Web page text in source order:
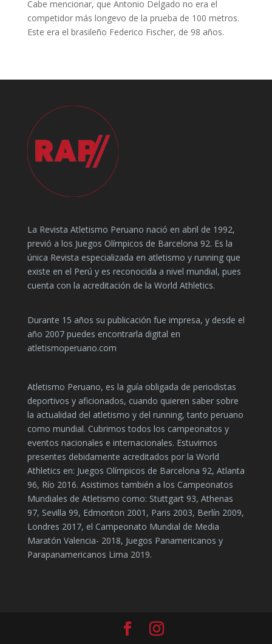
Cabe mencionar, que Antonio Delgado no era el
competidor más longevo de la prueba de 100 metros.
Este era el brasileño Federico Fischer, de 98 años.
La Revista Atletismo Peruano nació en abril de 1992,
previó a los Juegos Olímpicos de Barcelona 92. Es la
única Revista especializada en atletismo y running que
existe en el Perú y es reconocida a nivel mundial, pues
cuenta con la acreditación de la World Athletics.
Durante 15 años su publicación fue impresa, y desde el
año 2007 puedes encontrarla digital en
atletismoperuano.com
Atletismo Peruano, es la guía obligada de periodistas
deportivos y aficionados, cuando quieren saber sobre
la actualidad del atletismo y del running, tanto peruano
como mundial. Cubrimos todos los campeonatos y
eventos nacionales e internacionales. Estuvimos
presentes debidamente acreditados por la World
Athletics en: Juegos Olímpicos de Barcelona 92, Atlanta
96, Río 2016. Asistimos también a los Campeonatos
Mundiales de Atletismo como: Stuttgart 93, Athenas
97, Sevilla 99, Edmonton 2001, Paris 2003, Berlín 2009,
Londres 2017, el Campeonato Mundial de Media
Maratón Valencia- 2018, Juegos Panamericanos y
Parapanamericanos Lima 2019.